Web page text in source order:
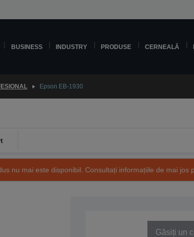
BUSINESS INDUSTRY PRODUSE CERNEALĂ
Epson EB-1930
nu mai este disponibil. Consultați informațiile de mai jos
Găsiți un